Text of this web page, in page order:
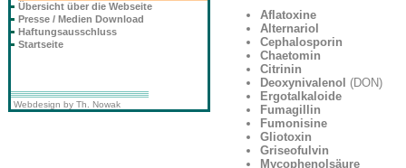
Aflatoxine
Alternariol
Cephalosporin
Chaetomin
Citrinin
Deoxynivalenol (DON)
Ergotalkaloide
Fumagillin
Fumonisine
Gliotoxin
Griseofulvin
Mycophenolsäure
Übersicht über die Webseite
Presse / Medien Download
Haftungsausschluss
Startseite
Webdesign by Th. Nowak